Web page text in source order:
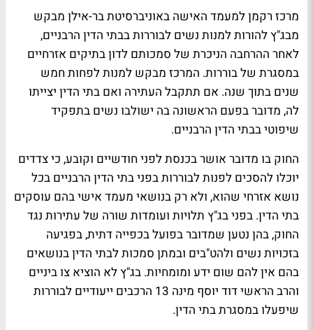
מרכז רקמן למעמד האישה באוניברסיטת בר-אילן מבקש
מבג"ץ להורות למנות נשים לבוררות בבתי הדין הרבניים,
לאחר ההרחבה הניכרת של סמכותם לדון בתיקים אזרחיים
במסגרת של בוררות. המרכז מבקש למנות לפחות חמש
שנים בתוך שנה. אם תתקבל העתירה ואם בתי הדין יצייתו
לה, מדובר בפעם הראשונה בה ישולבו נשים בתפקיד
שיפוטי בבתי הדין הרבניים.
החוק בו מדובר אושר בכנסת לפני חודשיים וקובע, כי צדדים
יוכלו להסכים לפנות לבוררות בפני בתי הדין הרבניים בכל
נושא אזרחי שהוא, ולא רק בנושאי מעמד אישי בהם עוסקים
בתי הדין. בפני בג"ץ תלויות ועומדות שורה של עתירות נגד
החוק, בהן נטען שמדובר בפועל בכפייה דתית, בפגיעה
בזכויות נשים ולהט"בים ובמתן סמכות לבתי הדין בנושאים
בהם אין להם שום ידע ומומחיות. בג"ץ לא הוציא צו ביניים
והרב הראשי דוד יוסף מינה 13 הרכבים ייעודיים לבוררות
שיפעלו במסגרת בתי הדין.